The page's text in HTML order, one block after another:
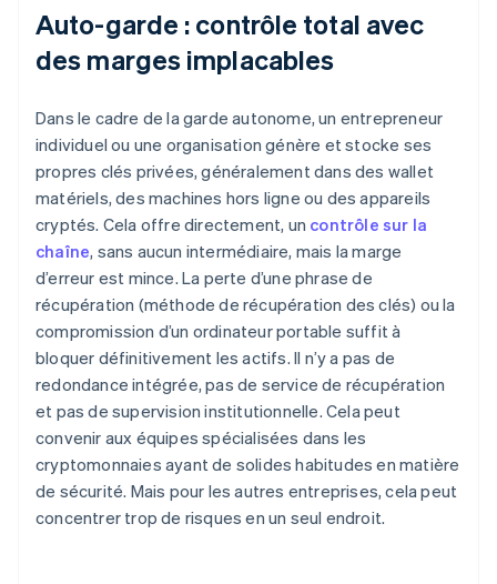
Auto-garde : contrôle total avec
des marges implacables
Dans le cadre de la garde autonome, un entrepreneur
individuel ou une organisation génère et stocke ses
propres clés privées, généralement dans des wallet
matériels, des machines hors ligne ou des appareils
cryptés. Cela offre directement, un contrôle sur la
chaîne, sans aucun intermédiaire, mais la marge
d’erreur est mince. La perte d’une phrase de
récupération (méthode de récupération des clés) ou la
compromission d’un ordinateur portable suffit à
bloquer définitivement les actifs. Il n’y a pas de
redondance intégrée, pas de service de récupération
et pas de supervision institutionnelle. Cela peut
convenir aux équipes spécialisées dans les
cryptomonnaies ayant de solides habitudes en matière
de sécurité. Mais pour les autres entreprises, cela peut
concentrer trop de risques en un seul endroit.